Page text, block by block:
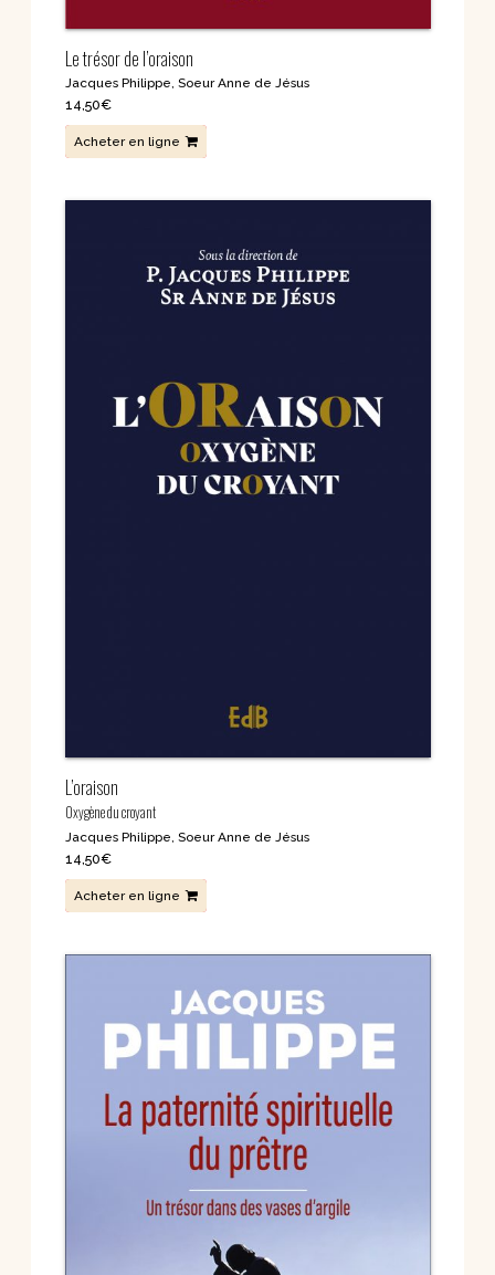
Le trésor de l’oraison
Jacques Philippe Soeur Anne de Jésus
14,50€
Acheter en ligne
L’oraison
Oxygène du croyant
Jacques Philippe Soeur Anne de Jésus
14,50€
Acheter en ligne